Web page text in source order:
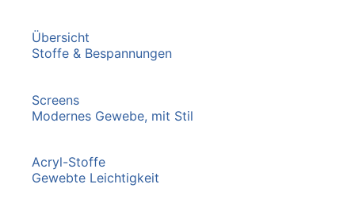
Übersicht
Stoffe & Bespannungen
Screens
Modernes Gewebe, mit Stil
Acryl-Stoffe
Gewebte Leichtigkeit